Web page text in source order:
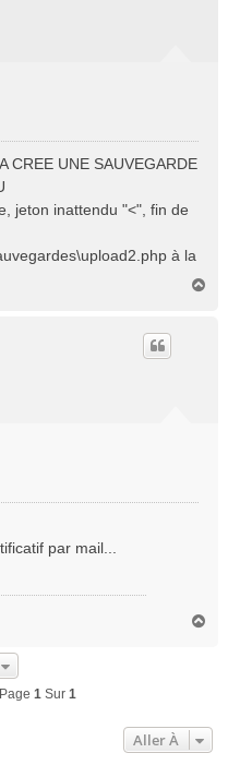
CREE UNE SAUVEGARDE
jeton inattendu "<", fin de
à la
par mail...
1 Sur 1
Aller À